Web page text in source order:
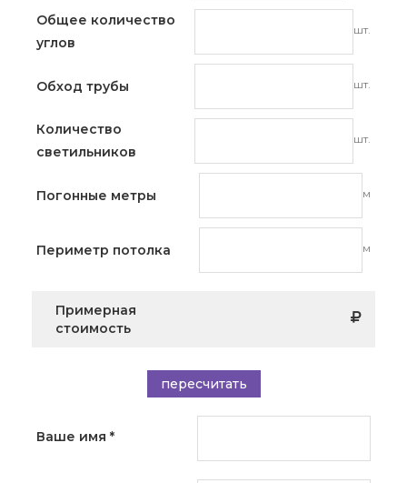
Общее количество
углов
шт.
Обход трубы шт.
Количество
светильников
шт.
Погонные метры м
Периметр потолка м
Примерная
стоимость
пересчитать
Ваше имя *